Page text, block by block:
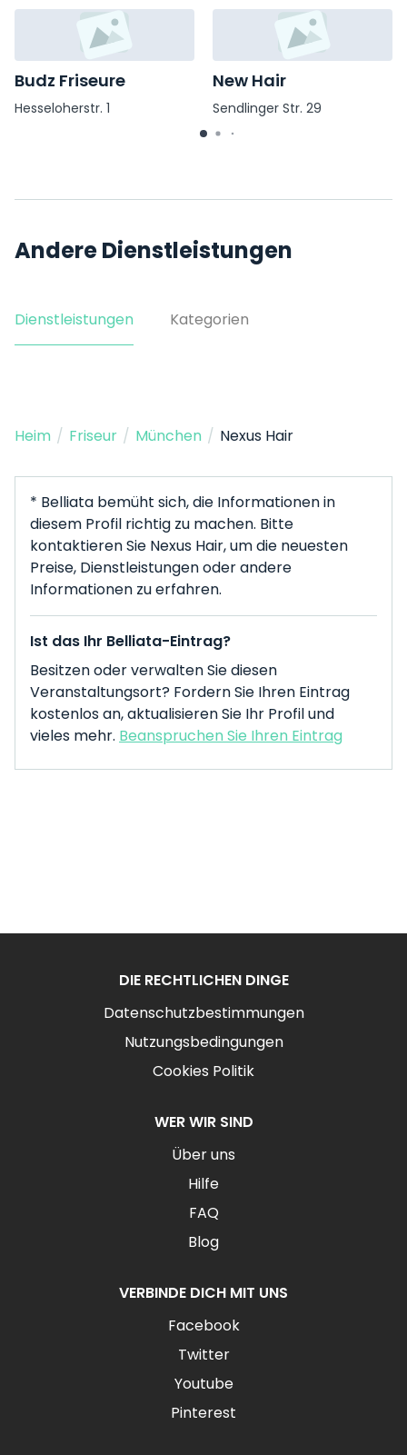
Budz Friseure
Hesseloherstr. 1
New Hair
Sendlinger Str. 29
Andere Dienstleistungen
Dienstleistungen Kategorien
Heim / Friseur / München / Nexus Hair
* Belliata bemüht sich, die Informationen in
diesem Profil richtig zu machen. Bitte
kontaktieren Sie Nexus Hair, um die neuesten
Preise, Dienstleistungen oder andere
Informationen zu erfahren.
Ist das Ihr Belliata-Eintrag?
Besitzen oder verwalten Sie diesen
Veranstaltungsort? Fordern Sie Ihren Eintrag
kostenlos an, aktualisieren Sie Ihr Profil und
vieles mehr. Beanspruchen Sie Ihren Eintrag
DIE RECHTLICHEN DINGE
Datenschutzbestimmungen
Nutzungsbedingungen
Cookies Politik
WER WIR SIND
Über uns
Hilfe
FAQ
Blog
VERBINDE DICH MIT UNS
Facebook
Twitter
Youtube
Pinterest